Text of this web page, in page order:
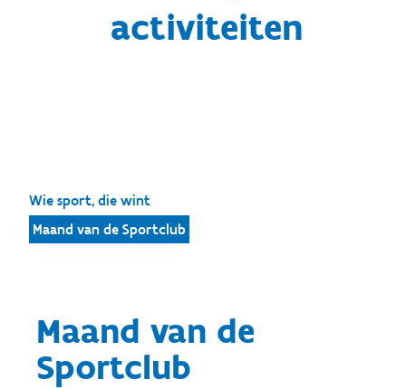
activiteiten
Wie sport, die wint
Maand van de Sportclub
Maand van de
Sportclub